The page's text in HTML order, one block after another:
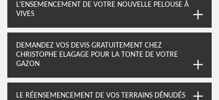
L’ENSEMENCEMENT DE VOTRE NOUVELLE PELOUSE À
VIVES
DEMANDEZ VOS DEVIS GRATUITEMENT CHEZ
CHRISTOPHE ELAGAGE POUR LA TONTE DE VOTRE
GAZON
LE RÉENSEMENCEMENT DE VOS TERRAINS DÉNUDÉS